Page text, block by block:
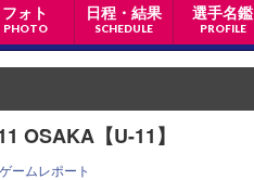
フォト
PHOTO
日程・結果
SCHEDULE
選手名鑑
PROFILE
OSAKA【U-11】
ームレポート